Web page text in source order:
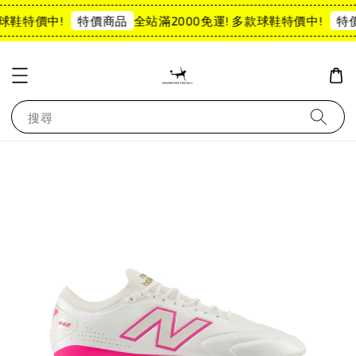
鞋特價中! 特價商品 全站滿2000免運! 多款球鞋特價中! 特
搜尋